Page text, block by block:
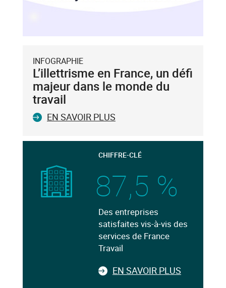
INFOGRAPHIE
L’illettrisme en France, un défi
majeur dans le monde du
travail
EN SAVOIR PLUS
CHIFFRE-CLÉ
87,5 %
Des entreprises
satisfaites vis-à-vis des
services de France
Travail
EN SAVOIR PLUS